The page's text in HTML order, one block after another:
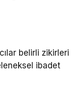
belirli zikirleri
ibadet